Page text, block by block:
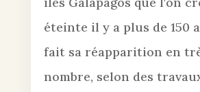
éteinte il y a plus de 150
fait sa réapparition en
nombre, selon des